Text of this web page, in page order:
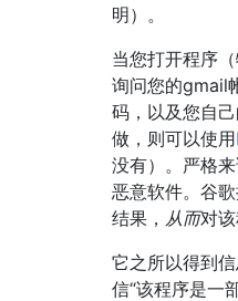
明）。
当您打开程序
询问您的gmail
码，以及您自
做，则可以使用
没有）。严格
恶意软件。谷
结果， 从而对该
它之所以得到
信“该程序是一